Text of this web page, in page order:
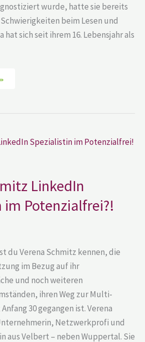
wurde, hatte sie bereits
beim Lesen und
hat sich seit ihrem 16. Lebensjahr als
LinkedIn
im Potenzialfrei?!
du Verena Schmitz kennen, die
im Bezug auf ihr
und noch weiteren
ihren Weg zur Multi-
30 gegangen ist. Verena
Netzwerkprofi und
aus Velbert – neben Wuppertal. Sie